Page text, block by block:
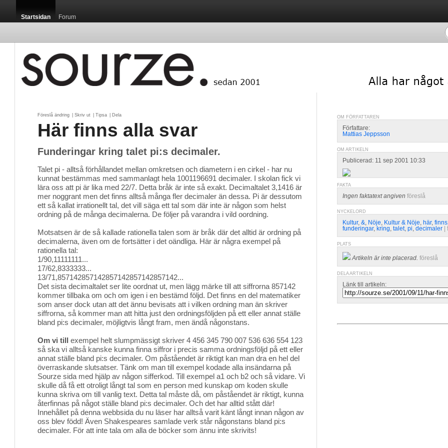
Startsidan Forum
Föreslå ändring Skriv ut Tipsa Dela
Här finns alla svar
Funderingar kring talet pi:s decimaler.
Talet pi - alltså förhållandet mellan omkretsen och diametern i en cirkel - har nu
kunnat bestämmas med sammanlagt hela 1001196691 decimaler. I skolan fick vi
lära oss att pi är lika med 22/7. Detta bråk är inte så exakt. Decimaltalet 3,1416 är
mer noggrant men det finns alltså många fler decimaler än dessa. Pi är dessutom
ett så kallat irrationellt tal, det vill säga ett tal som där inte är någon som helst
ordning på de många decimalerna. De följer på varandra i vild oordning.
Motsatsen är de så kallade rationella talen som är bråk där det alltid är ordning på
decimalerna, även om de fortsätter i det oändliga. Här är några exempel på
rationella tal:
1/90,11111111...
17/62,8333333...
13/71,857142857142857142857142857142...
Det sista decimaltalet ser lite oordnat ut, men lägg märke till att siffrorna 857142
kommer tillbaka om och om igen i en bestämd följd. Det finns en del matematiker
som anser dock utan att det ännu bevisats att i vilken ordning man än skriver
siffrorna, så kommer man att hitta just den ordningsföljden på ett eller annat ställe
bland pi:s decimaler, möjligtvis långt fram, men ändå någonstans.
Om vi till exempel helt slumpmässigt skriver 4 456 345 790 007 536 636 554 123
så ska vi alltså kanske kunna finna siffror i precis samma ordningsföljd på ett eller
annat ställe bland pi:s decimaler. Om påståendet är riktigt kan man dra en hel del
överraskande slutsatser. Tänk om man till exempel kodade alla insändarna på
Sourze sida med hjälp av någon sifferkod. Till exempel a1 och b2 och så vidare. Vi
skulle då få ett otroligt långt tal som en person med kunskap om koden skulle
kunna skriva om till vanlig text. Detta tal måste då, om påståendet är riktigt, kunna
återfinnas på något ställe bland pi:s decimaler. Och det har alltid stått där!
Innehållet på denna webbsida du nu läser har alltså varit känt långt innan någon av
oss blev född! Även Shakespeares samlade verk står någonstans bland pi:s
decimaler. För att inte tala om alla de böcker som ännu inte skrivits!
OM FÖRFATTAREN
Författare:
Mattias Jeppsson
OM ARTIKELN
Publicerad: 11 sep 2001 10:33
FAKTA
Ingen faktatext angiven föreslå
NYCKELORD
Kultur, &, Nöje, Kultur & Nöje, här, finns
funderingar, kring, talet, pi, decimaler
PLATS
Artikeln är inte placerad. föreslå
DELA ARTIKELN
Länk till artikeln: